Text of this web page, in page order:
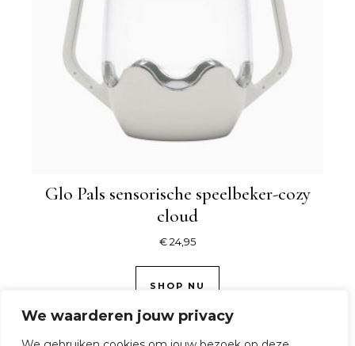
We waarderen jouw privacy
Glo Pals sensorische speelbeker-cozy
cloud
€24,95
SHOP NU